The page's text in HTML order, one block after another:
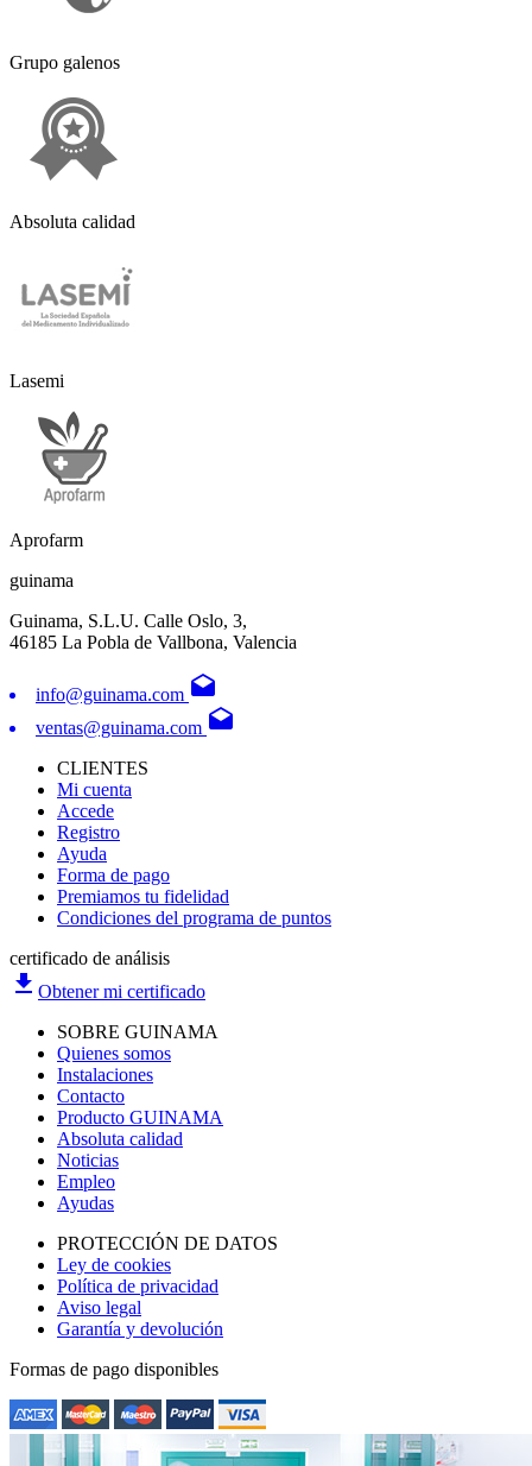
Grupo galenos
Absoluta calidad
Lasemi
Aprofarm
guinama
Guinama, S.L.U. Calle Oslo, 3,
46185 La Pobla de Vallbona, Valencia
info@guinama.com drafts
ventas@guinama.com drafts
CLIENTES
Mi cuenta
Accede
Registro
Ayuda
Forma de pago
Premiamos tu fidelidad
Condiciones del programa de puntos
certificado de análisis
file_download Obtener mi certificado
SOBRE GUINAMA
Quienes somos
Instalaciones
Contacto
Producto GUINAMA
Absoluta calidad
Noticias
Empleo
Ayudas
PROTECCIÓN DE DATOS
Ley de cookies
Política de privacidad
Aviso legal
Garantía y devolución
Formas de pago disponibles